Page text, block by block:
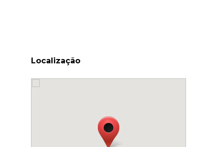
Localização